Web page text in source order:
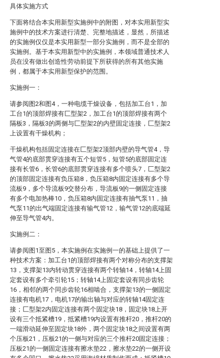
具体实施方式
下面将结合本实用新型实施例中的附图，对本实用新型实
施例中的技术方案进行清楚、完整地描述，显然，所描述
的实施例仅仅是本实用新型一部分实施例，而不是全部的
实施例。基于本实用新型中的实施例，本领域普通技术人
员在没有做出创造性劳动前提下所获得的所有其他实施
例，都属于本实用新型保护的范围。
实施例一：
请参阅图2和图4，一种电缆干燥设备，包括加工台1，加
工台1的顶部焊接有匚型架2，加工台1的顶部焊接有两个
隔板3，隔板3的两侧与匚型架2的内壁固定连接，匚型架2
上设置有干燥机构；
干燥机构包括固定连接在匚型架2顶部内壁的导气管4，导
气管4的底部贯穿连接有五个短管5，短管5的底部固定连
接有长管6，长管6的底部贯穿连接有多个喷头7，匚型架2
的顶部固定连接有负压箱8，负压箱8内固定连接有多个导
流板9，多个导流板9交替分布，导流板9的一侧固定连接
有多个电加热棒10，负压箱8内固定连接有抽气泵11，抽
气泵11的出气端固定连接有输气管12，输气管12的底端延
伸至导气管4内。
实施例二：
请参阅图1至图5，本实施例在实施例一的基础上提供了一
种技术方案：加工台1的顶部焊接有两个对称分布的支撑架
13，支撑架13内转动贯穿连接有两个转轴14，转轴14上固
定套设有多个牵引轮15；转轴14上固定套设有同步齿轮
16，相邻的两个同步齿轮16相啮合，支撑架13的一侧固定
连接有电机17，电机17的输出轴与对应的转轴14固定连
接；匚型架2内固定连接有两个固定块18，固定块18上开
设有三个抵紧槽19，抵紧槽19内设置有推杆20，推杆20的
一端滑动延伸至固定块18外，两个固定块18之间设置有两
个压板21，压板21的一侧与对应的三个推杆20固定连接；
压板21的一侧固定连接有擦水垫22，擦水垫22的一侧开设